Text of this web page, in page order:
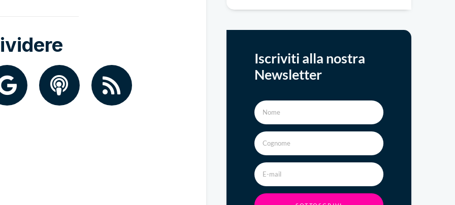
Iscriviti alla nostra
Newsletter